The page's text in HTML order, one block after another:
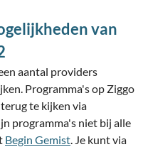
van
aantal providers
Programma's op Ziggo
te kijken via
programma's niet bij alle
Begin Gemist. Je kunt via